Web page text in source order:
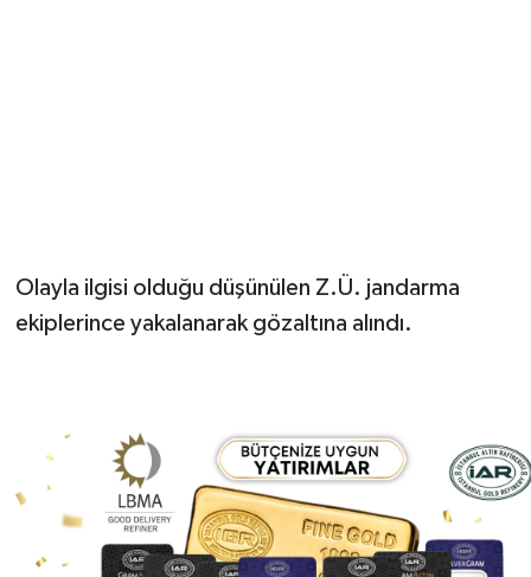
Olayla ilgisi olduğu düşünülen Z.Ü. jandarma
ekiplerince yakalanarak gözaltına alındı.